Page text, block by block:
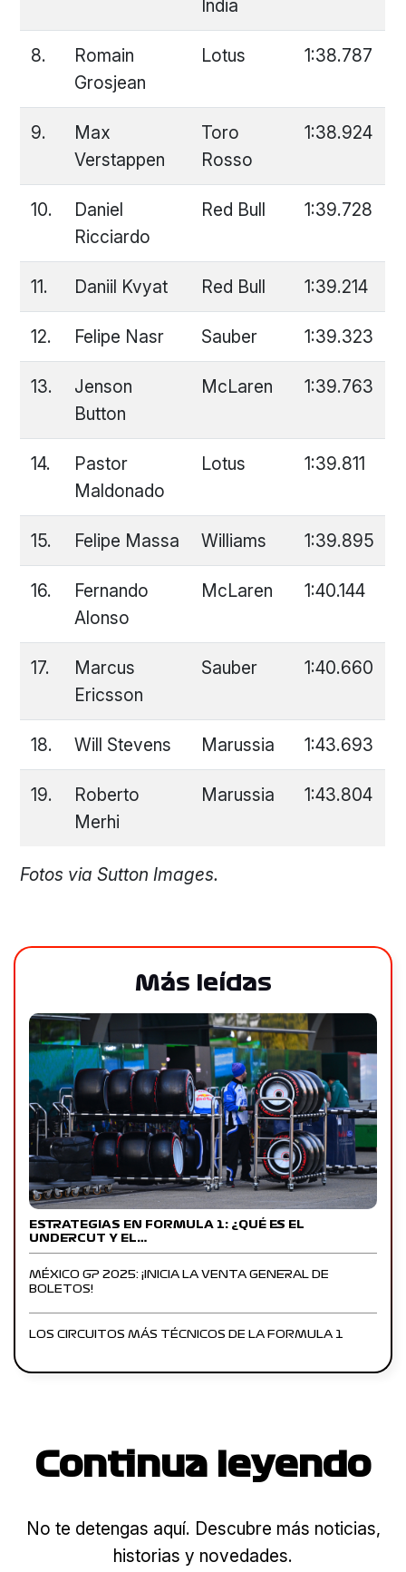
India
8.
Romain
Grosjean
Lotus 1:38.787
9.
Max
Verstappen
Toro
Rosso
1:38.924
10.
Daniel
Ricciardo
Red Bull 1:39.728
11. Daniil Kvyat Red Bull 1:39.214
12. Felipe Nasr Sauber 1:39.323
13.
Jenson
Button
McLaren 1:39.763
14.
Pastor
Maldonado
Lotus 1:39.811
15. Felipe Massa Williams 1:39.895
16.
Fernando
Alonso
McLaren 1:40.144
17.
Marcus
Ericsson
Sauber 1:40.660
18. Will Stevens Marussia 1:43.693
19.
Roberto
Merhi
Marussia 1:43.804
Fotos via Sutton Images.
Más leídas
ESTRATEGIAS EN FORMULA 1: ¿QUÉ ES EL
UNDERCUT Y EL…
MÉXICO GP 2025: ¡INICIA LA VENTA GENERAL DE
BOLETOS!
LOS CIRCUITOS MÁS TÉCNICOS DE LA FORMULA 1
Continua leyendo
No te detengas aquí. Descubre más noticias,
historias y novedades.